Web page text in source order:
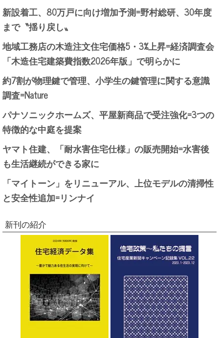
新設着工、80万戸に向け増加予測=野村総研、30年度
まで〝揺り戻し〟
地域工務店の木造注文住宅価格5・3%上昇=経済調査会
「木造住宅建築費指数2026年版」で明らかに
約7割が物理鍵で管理、小学生の鍵管理に関する意識
調査=Nature
パナソニックホームズ、平屋新商品で受注強化=3つの
特徴的な中庭を提案
ヤマト住建、「耐水害住宅仕様」の販売開始=水害後
も生活継続ができる家に
「マイトーン」をリニューアル、上位モデルの清掃性
と安全性追加=リンナイ
新刊の紹介